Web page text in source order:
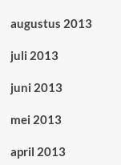
augustus 2013
juli 2013
juni 2013
mei 2013
april 2013